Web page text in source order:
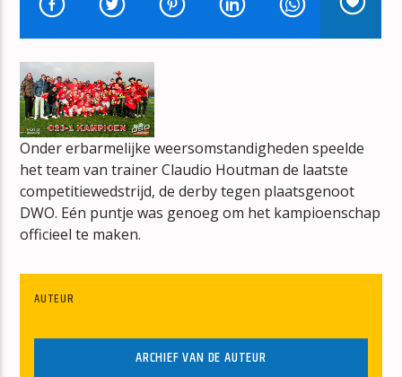
HUIDIG NUMMER
DE CONNECTIE
DE RUITER
mz-radio
Onder erbarmelijke weersomstandigheden speelde
het team van trainer Claudio Houtman de laatste
competitiewedstrijd, de derby tegen plaatsgenoot
DWO. Eén puntje was genoeg om het kampioenschap
officieel te maken.
AUTEUR
ARCHIEF VAN DE AUTEUR